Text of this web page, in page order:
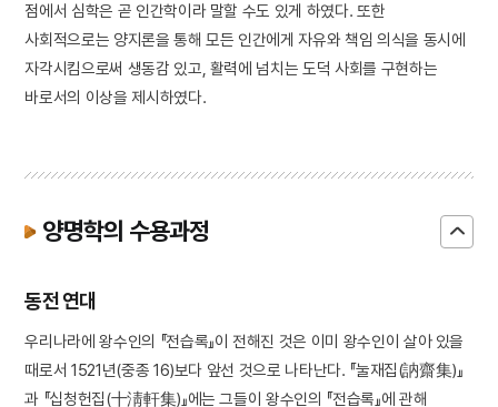
점에서 심학은 곧 인간학이라 말할 수도 있게 하였다. 또한
사회적으로는 양지론을 통해 모든 인간에게 자유와 책임 의식을 동시에
자각시킴으로써 생동감 있고, 활력에 넘치는 도덕 사회를 구현하는
바로서의 이상을 제시하였다.
양명학의 수용과정
동전 연대
우리나라에 왕수인의 『전습록』이 전해진 것은 이미 왕수인이 살아 있을
때로서 1521년(중종 16)보다 앞선 것으로 나타난다. 『눌재집(訥齋集)』
과 『십청헌집(十淸軒集)』에는 그들이 왕수인의 『전습록』에 관해